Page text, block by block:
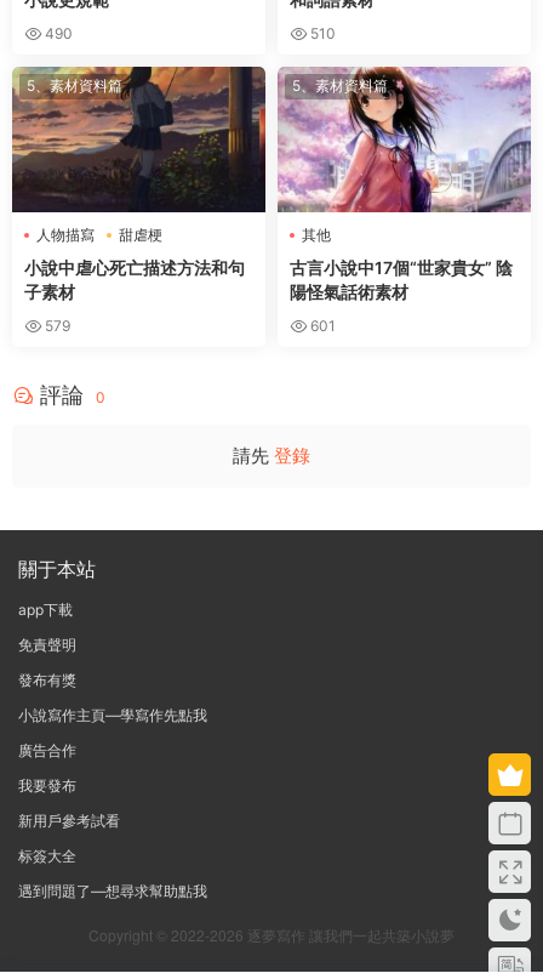
490 510
5、素材資料篇
人物描寫 甜虐梗
小說中虐心死亡描述方法和句
子素材
579
5、素材資料篇
其他
古言小說中17個“世家貴女” 陰
陽怪氣話術素材
601
評論 0
請先 登錄
關于本站
app下載
免責聲明
發布有獎
小說寫作主頁—學寫作先點我
廣告合作
我要發布
新用戶參考試看
标簽大全
遇到問題了—想尋求幫助點我
Copyright © 2022-2026 逐夢寫作 讓我們一起共築小說夢